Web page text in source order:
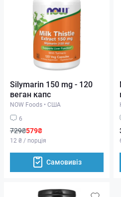
Silymarin 150 mg - 120
веган капс
NOW Foods • США
6
729₴579₴
12 ₴ / порція
Самовивіз